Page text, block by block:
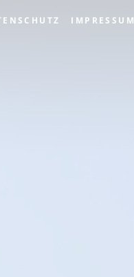
IMPRESSUM